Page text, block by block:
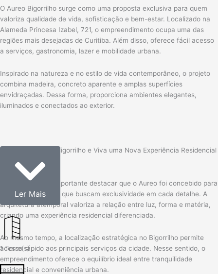
O Aureo Bigorrilho surge como uma proposta exclusiva para quem
valoriza qualidade de vida, sofisticação e bem-estar. Localizado na
Alameda Princesa Izabel, 721, o empreendimento ocupa uma das
regiões mais desejadas de Curitiba. Além disso, oferece fácil acesso
a serviços, gastronomia, lazer e mobilidade urbana.
Inspirado na natureza e no estilo de vida contemporâneo, o projeto
combina madeira, concreto aparente e amplas superfícies
envidraçadas. Dessa forma, proporciona ambientes elegantes,
iluminados e conectados ao exterior.
Conheça o Aureo Bigorrilho e Viva uma Nova Experiência Residencial
Antes de tudo, é importante destacar que o Aureo foi concebido para
atender moradores que buscam exclusividade em cada detalhe. A
arquitetura atemporal valoriza a relação entre luz, forma e matéria,
criando uma experiência residencial diferenciada.
Ao mesmo tempo, a localização estratégica no Bigorrilho permite
acesso rápido aos principais serviços da cidade. Nesse sentido, o
empreendimento oferece o equilíbrio ideal entre tranquilidade
residencial e conveniência urbana.
Ler Mais
1 Torre(s)